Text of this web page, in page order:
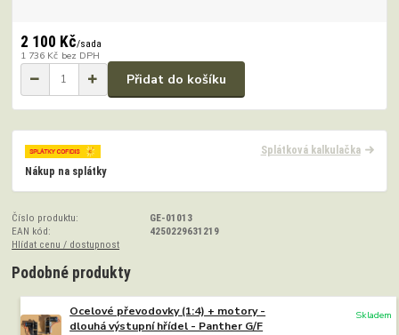
2 100 Kč/sada
1 736 Kč bez DPH
Přidat do košíku
Splátková kalkulačka
Nákup na splátky
Číslo produktu:
GE-01013
EAN kód:
4250229631219
Hlídat cenu / dostupnost
Podobné produkty
Ocelové převodovky (1:4) + motory -
dlouhá výstupní hřídel - Panther G/F
Skladem